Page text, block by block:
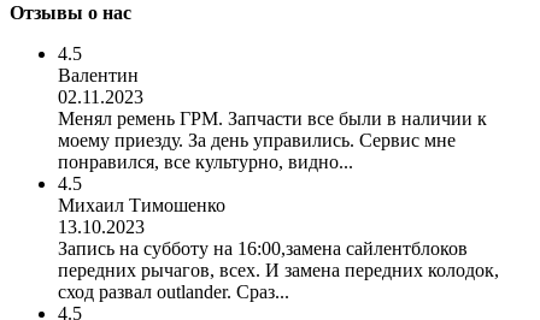
Отзывы о нас
4.5
Валентин
02.11.2023
Менял ремень ГРМ. Запчасти все были в наличии к
моему приезду. За день управились. Сервис мне
понравился, все культурно, видно...
4.5
Михаил Тимошенко
13.10.2023
Запись на субботу на 16:00,замена сайлентблоков
передних рычагов, всех. И замена передних колодок,
сход развал outlander. Сраз...
4.5